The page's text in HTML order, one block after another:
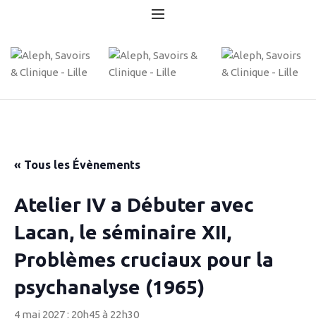
« Tous les Évènements
Atelier IV a Débuter avec
Lacan, le séminaire XII,
Problèmes cruciaux pour la
psychanalyse (1965)
4 mai 2027 : 20h45 à 22h30